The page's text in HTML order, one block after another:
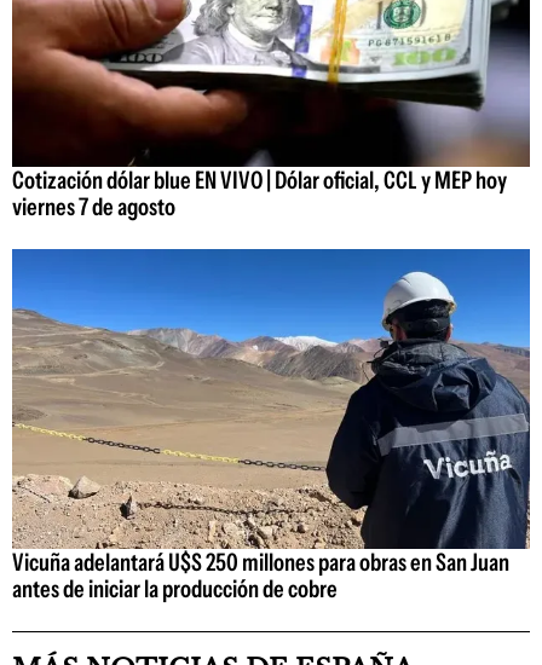
Cotización dólar blue EN VIVO | Dólar oficial, CCL y MEP hoy
viernes 7 de agosto
Vicuña adelantará U$S 250 millones para obras en San Juan
antes de iniciar la producción de cobre